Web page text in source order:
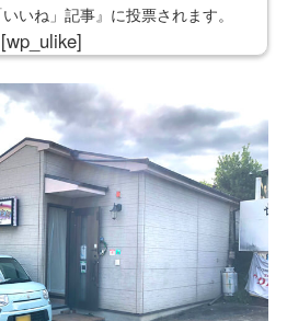
いね」記事』に投票されます。
[wp_ulike]